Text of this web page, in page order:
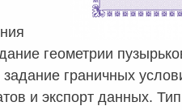
геометрии
граничных
и экспорт данных.